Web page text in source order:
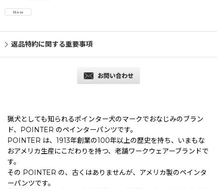
返品特約に関する重要事項
猟犬としても知られるポインター犬のマークでおなじみのブラン
ド、POINTER のペインターパンツです。
POINTER は、1913年創業の100年以上の歴史を持ち、いまもな
おアメリカ生産にこだわりを持つ、老舗ワークウェアーブランドで
す。
その POINTER の、古くはありませんが、アメリカ製のペインタ
ーパンツです。